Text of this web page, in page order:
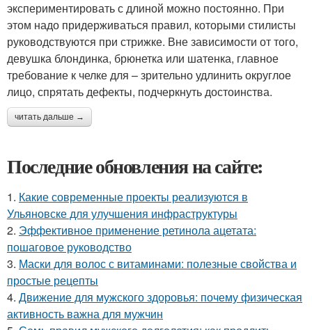
экспериментировать с длиной можно постоянно. При
этом надо придерживаться правил, которыми стилисты
руководствуются при стрижке. Вне зависимости от того,
девушка блондинка, брюнетка или шатенка, главное
требование к челке для – зрительно удлинить округлое
лицо, спрятать дефекты, подчеркнуть достоинства.
читать дальше →
Последние обновления на сайте:
1. Какие современные проекты реализуются в
Ульяновске для улучшения инфраструктуры
2. Эффективное применение ретинола ацетата:
пошаговое руководство
3. Маски для волос с витаминами: полезные свойства и
простые рецепты
4. Движение для мужского здоровья: почему физическая
активность важна для мужчин